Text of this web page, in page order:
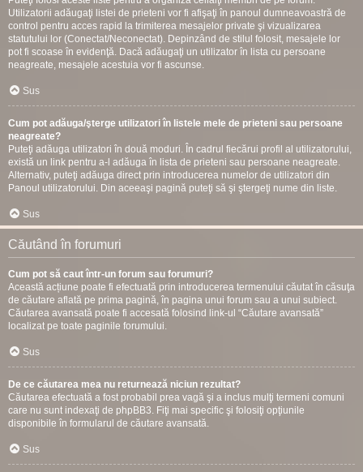
Utilizatorii adăugaţi listei de prieteni vor fi afişaţi în panoul dumneavoastră de
control pentru acces rapid la trimiterea mesajelor private şi vizualizarea
statutului lor (Conectat/Neconectat). Depinzând de stilul folosit, mesajele lor
pot fi scoase în evidenţă. Dacă adăugaţi un utilizator în lista cu persoane
neagreate, mesajele acestuia vor fi ascunse.
Sus
Cum pot adăuga/şterge utilizatori în listele mele de prieteni sau persoane
neagreate?
Puteţi adăuga utilizatori în două moduri. În cadrul fiecărui profil al utilizatorului,
există un link pentru a-l adăuga în lista de prieteni sau persoane neagreate.
Alternativ, puteţi adăuga direct prin introducerea numelor de utilizatori din
Panoul utilizatorului. Din aceeaşi pagină puteţi să şi ştergeţi nume din liste.
Sus
Căutând în forumuri
Cum pot să caut într-un forum sau forumuri?
Această acțiune poate fi efectuată prin introducerea termenului căutat în căsuţa
de căutare aflată pe prima pagină, în pagina unui forum sau a unui subiect.
Căutarea avansată poate fi accesată folosind link-ul “Căutare avansată”
localizat pe toate paginile forumului.
Sus
De ce căutarea mea nu returnează niciun rezultat?
Căutarea efectuată a fost probabil prea vagă şi a inclus mulţi termeni comuni
care nu sunt indexaţi de phpBB3. Fiţi mai specific şi folosiţi opţiunile
disponibile în formularul de căutare avansată.
Sus